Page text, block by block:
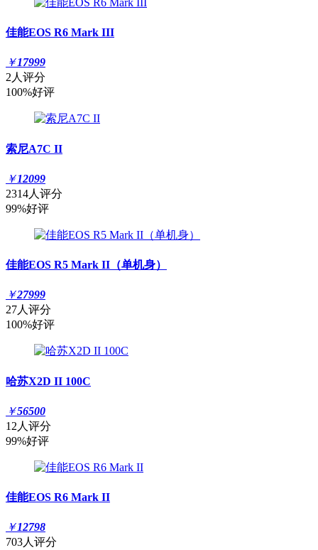
佳能EOS R6 Mark III
￥17999
2人评分
100%好评
索尼A7C II
￥12099
2314人评分
99%好评
佳能EOS R5 Mark II（单机身）
￥27999
27人评分
100%好评
哈苏X2D II 100C
￥56500
12人评分
99%好评
佳能EOS R6 Mark II
￥12798
703人评分